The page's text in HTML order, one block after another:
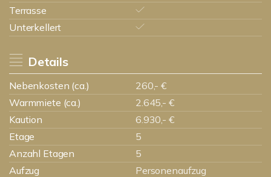
Terrasse
Unterkellert
Details
Nebenkosten (ca.)
260,- €
Warmmiete (ca.)
2.645,- €
Kaution
6.930,- €
Etage
5
Anzahl Etagen
5
Aufzug
Personenaufzug